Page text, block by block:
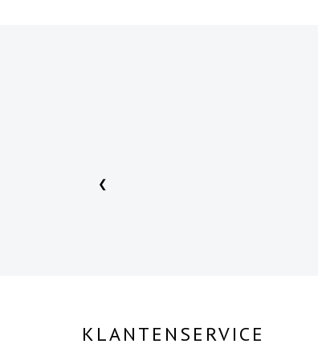
❮
KLANTENSERVICE